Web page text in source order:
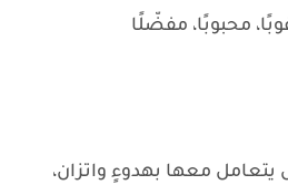
محبوبًا، مفضّلًا
يتعامل معها بهدوءٍ واتزان،